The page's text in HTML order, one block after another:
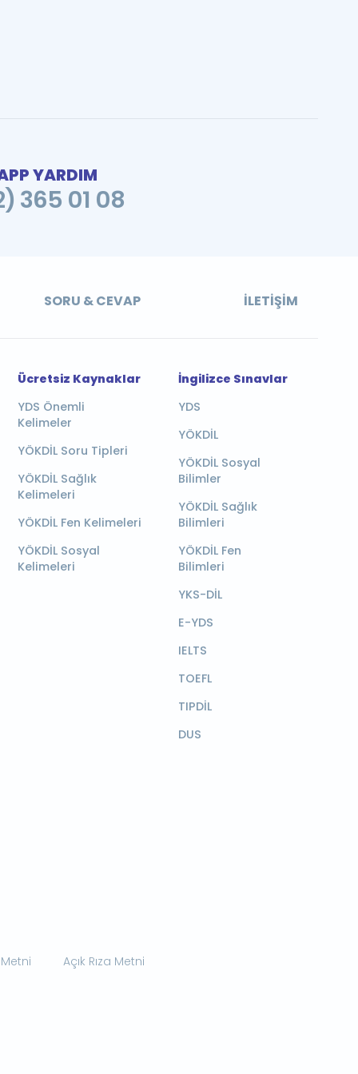
YARDIM
365 01 08
SORU & CEVAP İLETIŞIM
Ücretsiz Kaynaklar
YDS Önemli
Kelimeler
YÖKDİL Soru Tipleri
YÖKDİL Sağlık
Kelimeleri
YÖKDİL Fen Kelimeleri
YÖKDİL Sosyal
Kelimeleri
İngilizce Sınavlar
YDS
YÖKDİL
YÖKDİL Sosyal
Bilimler
YÖKDİL Sağlık
Bilimleri
YÖKDİL Fen
Bilimleri
YKS-DİL
E-YDS
IELTS
TOEFL
TIPDİL
DUS
Açık Rıza Metni